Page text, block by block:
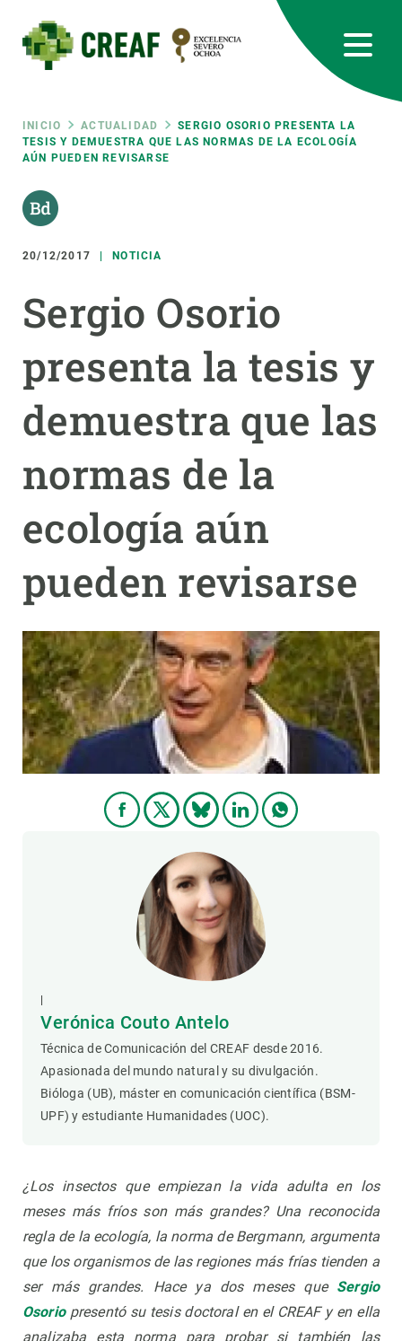
contenido
principal
Ruta
de
navegación
INICIO ACTUALIDAD
SERGIO OSORIO PRESENTA LA
TESIS Y DEMUESTRA QUE LAS NORMAS DE LA ECOLOGÍA
AÚN PUEDEN REVISARSE
20/12/2017 NOTICIA
Sergio Osorio
presenta la tesis y
demuestra que las
normas de la
ecología aún
pueden revisarse
Verónica Couto Antelo
Técnica de Comunicación del CREAF desde 2016.
Apasionada del mundo natural y su divulgación.
Bióloga (UB), máster en comunicación científica (BSM-
UPF) y estudiante Humanidades (UOC).
¿Los insectos que empiezan la vida adulta en los
meses más fríos son más grandes? Una reconocida
regla de la ecología, la norma de Bergmann, argumenta
que los organismos de las regiones más frías tienden a
ser más grandes. Hace ya dos meses que Sergio
Osoriopresentó su tesis doctoral en el CREAF y en ella
analizaba esta norma para probar si también las
RRSS
Featured
responsive
Responsive
menu
INVESTIGACIÓN
CIENCIA EN ACCIÓN
NOTICIAS Y AGENDA